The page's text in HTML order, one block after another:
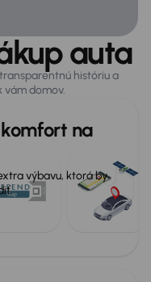
auta
históriu a
vám domov.
na
výbavu, ktorá by